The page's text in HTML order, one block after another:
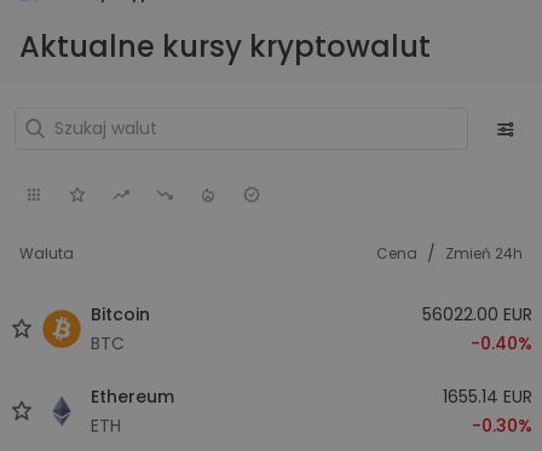
Aktualne kursy kryptowalut
Waluta Cena / Zmień 24h
Bitcoin
BTC
56022.00 EUR
-0.40%
Ethereum
ETH
1655.14 EUR
-0.30%